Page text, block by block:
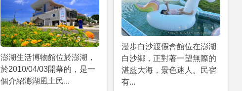
漫步白沙渡假會館位在澎湖
白沙鄉，正對著一望無際的
湛藍大海，景色迷人。民宿
有...
澎湖生活博物館位於澎湖，
於2010/04/03開幕的，是一
個介紹澎湖風土民...